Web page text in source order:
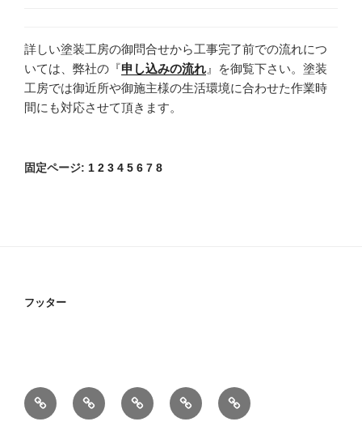
詳しい塗装工房の御問合せから工事完了前での流れにつ
いては、弊社の『申し込みの流れ 』を御覧下さい。塗装
工房では御近所や御施主様の生活環境に合わせた作業時
間にも対応させて頂きます。
固定ページ: 1 2 3 4 5 6 7 8
フッター
★
名
★
愛
★
岐
★
三
企
業